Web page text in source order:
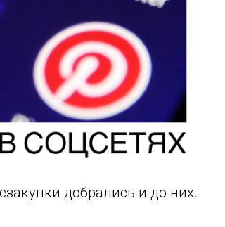
добрались и до них.